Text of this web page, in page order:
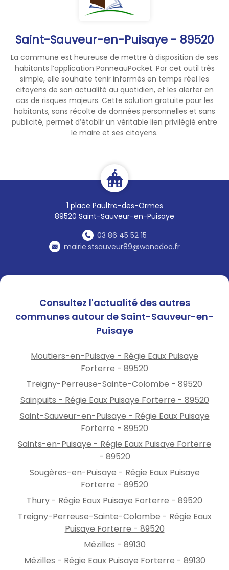
Saint-Sauveur-en-Puisaye - 89520
La commune est heureuse de mettre à disposition de ses
habitants l’application PanneauPocket. Par cet outil très
simple, elle souhaite tenir informés en temps réel les
citoyens de son actualité au quotidien, et les alerter en
cas de risques majeurs. Cette solution gratuite pour les
habitants, sans récolte de données personnelles et sans
publicité, permet d’établir un véritable lien privilégié entre
le maire et ses citoyens.
1 place Paultre-des-Ormes
89520 Saint-Sauveur-en-Puisaye
03 86 45 52 15
mairie.stsauveur89@wanadoo.fr
Consultez l'actualité des autres
communes autour de Saint-Sauveur-en-
Puisaye
Moutiers-en-Puisaye - Régie Eaux Puisaye
Forterre - 89520
Treigny-Perreuse-Sainte-Colombe - 89520
Sainpuits - Régie Eaux Puisaye Forterre - 89520
Saint-Sauveur-en-Puisaye - Régie Eaux Puisaye
Forterre - 89520
Saints-en-Puisaye - Régie Eaux Puisaye Forterre
- 89520
Sougères-en-Puisaye - Régie Eaux Puisaye
Forterre - 89520
Thury - Régie Eaux Puisaye Forterre - 89520
Treigny-Perreuse-Sainte-Colombe - Régie Eaux
Puisaye Forterre - 89520
Mézilles - 89130
Mézilles - Régie Eaux Puisaye Forterre - 89130